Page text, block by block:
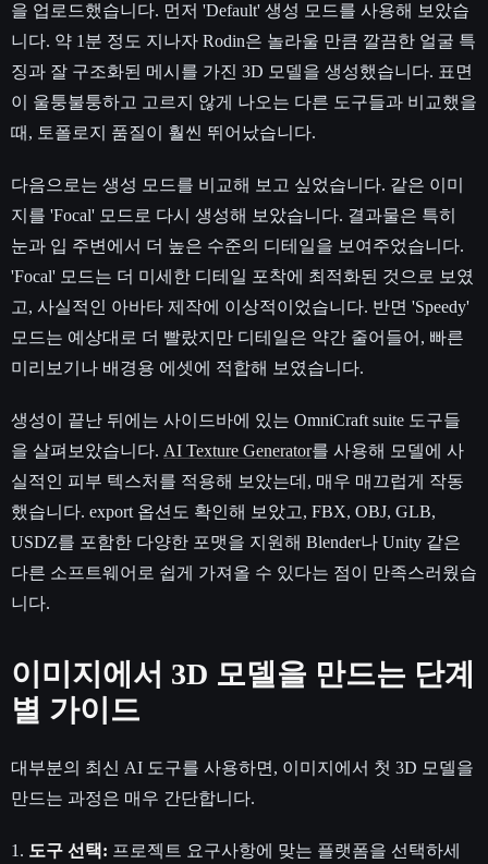
을 업로드했습니다. 먼저 'Default' 생성 모드를 사용해 보았습
니다. 약 1분 정도 지나자 Rodin은 놀라울 만큼 깔끔한 얼굴 특
징과 잘 구조화된 메시를 가진 3D 모델을 생성했습니다. 표면
이 울퉁불퉁하고 고르지 않게 나오는 다른 도구들과 비교했을
때, 토폴로지 품질이 훨씬 뛰어났습니다.
다음으로는 생성 모드를 비교해 보고 싶었습니다. 같은 이미
지를 'Focal' 모드로 다시 생성해 보았습니다. 결과물은 특히
눈과 입 주변에서 더 높은 수준의 디테일을 보여주었습니다.
'Focal' 모드는 더 미세한 디테일 포착에 최적화된 것으로 보였
고, 사실적인 아바타 제작에 이상적이었습니다. 반면 'Speedy'
모드는 예상대로 더 빨랐지만 디테일은 약간 줄어들어, 빠른
미리보기나 배경용 에셋에 적합해 보였습니다.
생성이 끝난 뒤에는 사이드바에 있는 OmniCraft suite 도구들
을 살펴보았습니다. AI Texture Generator를 사용해 모델에 사
실적인 피부 텍스처를 적용해 보았는데, 매우 매끄럽게 작동
했습니다. export 옵션도 확인해 보았고, FBX, OBJ, GLB,
USDZ를 포함한 다양한 포맷을 지원해 Blender나 Unity 같은
다른 소프트웨어로 쉽게 가져올 수 있다는 점이 만족스러웠습
니다.
이미지에서 3D 모델을 만드는 단계
별 가이드
대부분의 최신 AI 도구를 사용하면, 이미지에서 첫 3D 모델을
만드는 과정은 매우 간단합니다.
1. 도구 선택: 프로젝트 요구사항에 맞는 플랫폼을 선택하세